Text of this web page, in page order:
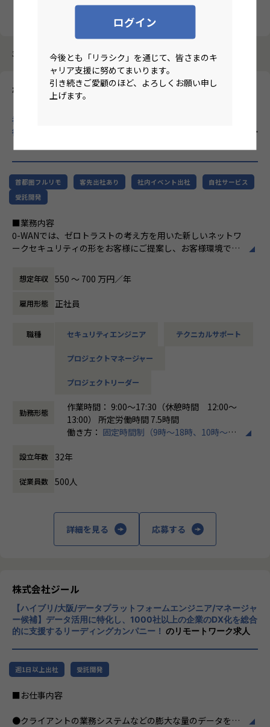
ログイン
今後とも「リラシク」を通じて、皆さまのキ
ャリア支援に努めてまいります。
引き続きご愛顧のほど、よろしくお願い申し
上げます。
3987件中 1件～10件
株式会社エーピーコミュニケーションズ
補】ITインフラ領域に特化し、クラウド・自動化・AIなど先端技
術を積極的に取り入れ、SIer業界の常識を変える企業！
のリモー
首都圏フルリモ 客先出社あり 社内イベント出社
自社サービス
受託開発
■業務内容
0-WANでは、ゼロトラストの考え方を用いた新しいネットワ
ークセキュリティの形をお客様にご提案し、お客様環境でゼ
す。
各メンバーの得意分野を組み合わせ、チームワークを重視し
てゼロトラスト事業を推進しています。
ンバー参画を通じて、エンジニアとしてのスキルアップを目
エンジニアとしての高いスキルに加えて、チャレンジ精神、
面接においては業務内容におけるマッチングとご自身が目指
される方向性を確認し、適切なチームへのアサインを検討し
採用後は、入社研修の後、下記のチームへの配属となり、業
務をお任せいたします。
・テクニカルサポートチーム
成長意欲が高ければ高いほど、適切に成長支援する機会(案
■メンバー構成
2022年に新設されたばかりで、様々なバックグラウンドをも
セキュリティエンジニア：2名
開発：1名
セールス&マーケティング：4名
営業事務：1名
■期待する解決したい課題
売り上げが順調に伸び、案件が増えていく中で、テクニカル
サポートチームのとりまとめ役として活躍していただける方
が不足しております。
案件数が伸びていく中でPM/PLとして品質の高い案件遂行と
チームメンバーを牽引いただく仲間を探しています。
想定年収 550 〜 700 万円／年
雇用形態 正社員
職種 セキュリティエンジニア テクニカルサポート
プロジェクトマネージャー
プロジェクトリーダー
勤務形態
作業時間： 9:00～17:30（休憩時間 12:00～
13:00） 所定労働時間 7.5時間
働き方： 固定時間制（9時～18時、10時～19
時間外労働の有無： 有（月平均20時間）
設立年数 32年
従業員数 500人
詳細を見る 応募する
株式会社ジール
【ハイブリ/大阪/データプラットフォームエンジニア/マネージャ
ー候補】データ活用に特化し、1000社以上の企業のDX化を総合
的に支援するリーディングカンパニー！ のリモートワーク求人
週1日以上出社 受託開発
■お仕事内容
●クライアントの業務システムなどの膨大な量のデータを蓄